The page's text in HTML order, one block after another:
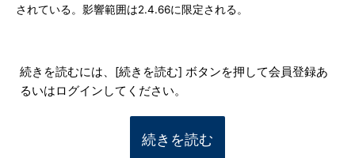
されている。影響範囲は2.4.66に限定される。
続きを読むには、[続きを読む] ボタンを押して会員登録あ
るいはログインしてください。
続きを読む